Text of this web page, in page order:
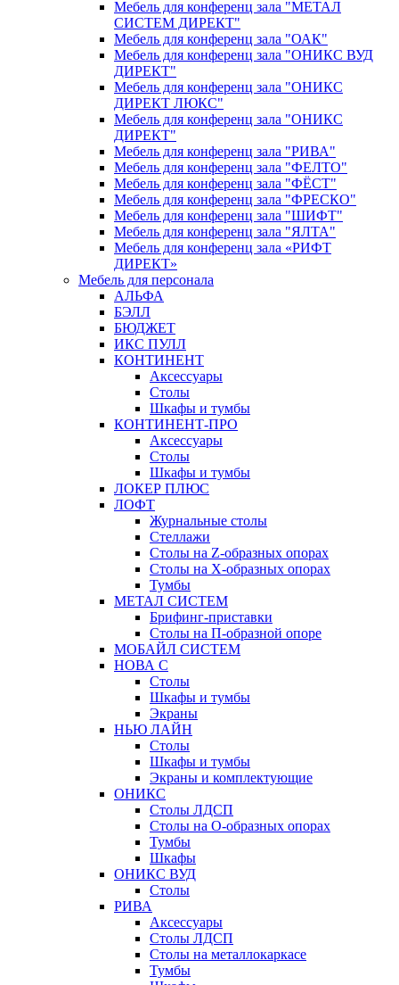
Мебель для конференц зала "МЕТАЛ
СИСТЕМ ДИРЕКТ"
Мебель для конференц зала "ОАК"
Мебель для конференц зала "ОНИКС ВУД
ДИРЕКТ"
Мебель для конференц зала "ОНИКС
ДИРЕКТ ЛЮКС"
Мебель для конференц зала "ОНИКС
ДИРЕКТ"
Мебель для конференц зала "РИВА"
Мебель для конференц зала "ФЕЛТО"
Мебель для конференц зала "ФЁСТ"
Мебель для конференц зала "ФРЕСКО"
Мебель для конференц зала "ШИФТ"
Мебель для конференц зала "ЯЛТА"
Мебель для конференц зала «РИФТ
ДИРЕКТ»
Мебель для персонала
АЛЬФА
БЭЛЛ
БЮДЖЕТ
ИКС ПУЛЛ
КОНТИНЕНТ
Аксессуары
Столы
Шкафы и тумбы
КОНТИНЕНТ-ПРО
Аксессуары
Столы
Шкафы и тумбы
ЛОКЕР ПЛЮС
ЛОФТ
Журнальные столы
Стеллажи
Столы на Z-образных опорах
Столы на Х-образных опорах
Тумбы
МЕТАЛ СИСТЕМ
Брифинг-приставки
Столы на П-образной опоре
МОБАЙЛ СИСТЕМ
НОВА С
Столы
Шкафы и тумбы
Экраны
НЬЮ ЛАЙН
Столы
Шкафы и тумбы
Экраны и комплектующие
ОНИКС
Столы ЛДСП
Столы на О-образных опорах
Тумбы
Шкафы
ОНИКС ВУД
Столы
РИВА
Аксессуары
Столы ЛДСП
Столы на металлокаркасе
Тумбы